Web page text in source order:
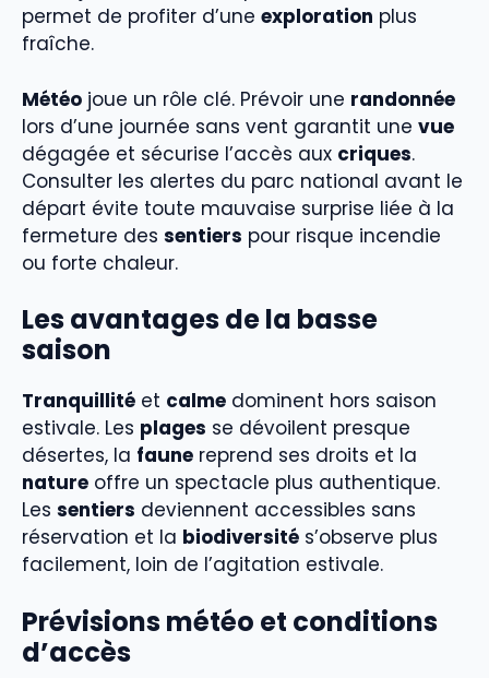
permet de profiter d’une exploration plus
fraîche.
Météo joue un rôle clé. Prévoir une randonnée
lors d’une journée sans vent garantit une vue
dégagée et sécurise l’accès aux criques.
Consulter les alertes du parc national avant le
départ évite toute mauvaise surprise liée à la
fermeture des sentiers pour risque incendie
ou forte chaleur.
Les avantages de la basse
saison
Tranquillité et calme dominent hors saison
estivale. Les plages se dévoilent presque
désertes, la faune reprend ses droits et la
nature offre un spectacle plus authentique.
Les sentiers deviennent accessibles sans
réservation et la biodiversité s’observe plus
facilement, loin de l’agitation estivale.
Prévisions météo et conditions
d’accès